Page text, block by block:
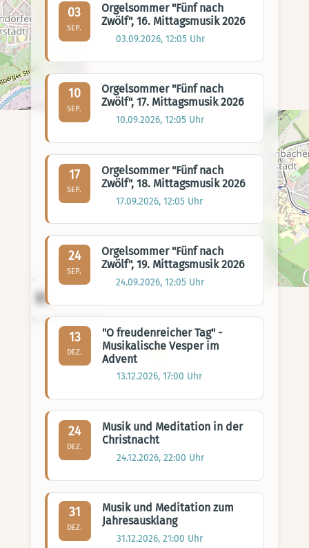
+
© OpenStreetMap
03
SEP.
Orgelsommer "Fünf nach
Zwölf", 16. Mittagsmusik 2026
03.09.2026, 12:05 Uhr
10
SEP.
Orgelsommer "Fünf nach
Zwölf", 17. Mittagsmusik 2026
10.09.2026, 12:05 Uhr
17
SEP.
Orgelsommer "Fünf nach
Zwölf", 18. Mittagsmusik 2026
17.09.2026, 12:05 Uhr
24
SEP.
Orgelsommer "Fünf nach
Zwölf", 19. Mittagsmusik 2026
24.09.2026, 12:05 Uhr
13
DEZ.
"O freudenreicher Tag" -
Musikalische Vesper im
Advent
13.12.2026, 17:00 Uhr
24
DEZ.
Musik und Meditation in der
Christnacht
24.12.2026, 22:00 Uhr
31
DEZ.
Musik und Meditation zum
Jahresausklang
31.12.2026, 21:00 Uhr